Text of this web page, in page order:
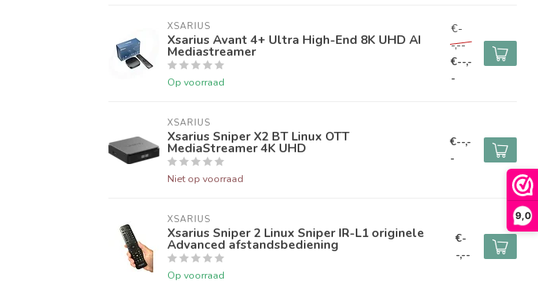
9,0
XSARIUS
Xsarius Avant 4+ Ultra High-End 8K UHD AI
Mediastreamer
Op voorraad
€-
-,--
€--,-
-
XSARIUS
Xsarius Sniper X2 BT Linux OTT
MediaStreamer 4K UHD
Niet op voorraad
€--,-
-
XSARIUS
Xsarius Sniper 2 Linux Sniper IR-L1 originele
Advanced afstandsbediening
Op voorraad
€-
-,--